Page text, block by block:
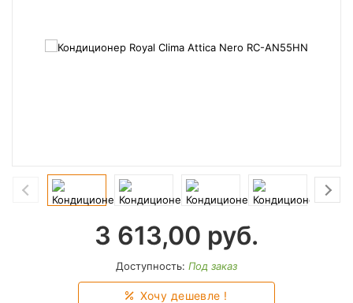
3 613,00 руб.
Доступность: Под заказ
Хочу дешевле !